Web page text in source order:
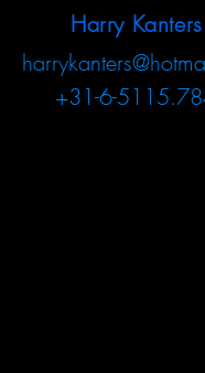
Harry Kanters
+31-6-